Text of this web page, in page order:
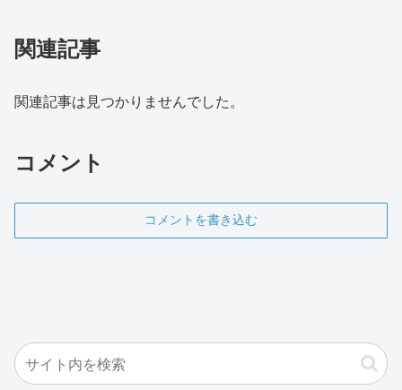
関連記事
関連記事は見つかりませんでした。
コメント
コメントを書き込む